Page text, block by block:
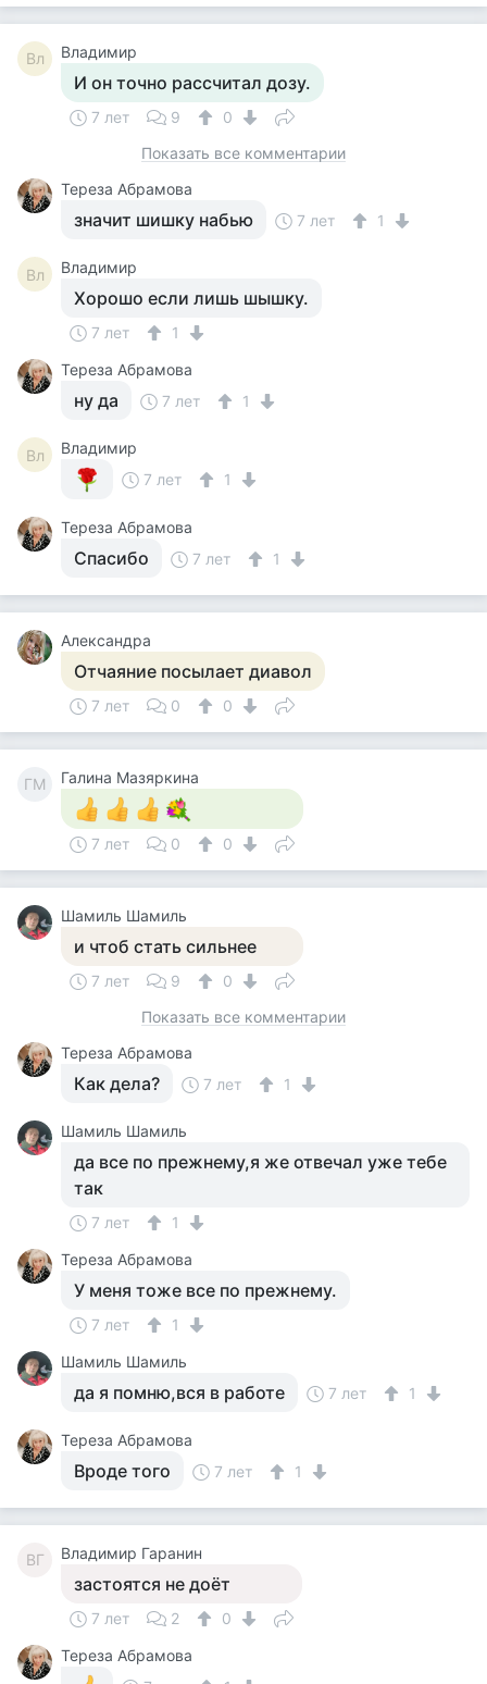
Вл Владимир
И он точно рассчитал дозу.
7 лет 9
0
Показать все комментарии
Тереза Абрамова
значит шишку набью 7 лет 1
Вл Владимир
Хорошо если лишь шышку.
7 лет
1
Тереза Абрамова
ну да 7 лет 1
Вл
Владимир
7 лет
1
Тереза Абрамова
Спасибо 7 лет 1
Александра
Отчаяние посылает диавол
7 лет 0 0
ГМ Галина Мазяркина
7 лет 0 0
Шамиль Шамиль
и чтоб стать сильнее
7 лет 9
0
Показать все комментарии
Тереза Абрамова
Как дела? 7 лет 1
Шамиль Шамиль
да все по прежнему,я же отвечал уже тебе
так
7 лет
1
Тереза Абрамова
У меня тоже все по прежнему.
7 лет
1
Шамиль Шамиль
да я помню,вся в работе 7 лет 1
Тереза Абрамова
Вроде того 7 лет 1
ВГ Владимир Гаранин
застоятся не доёт
7 лет 2
0
Тереза Абрамова